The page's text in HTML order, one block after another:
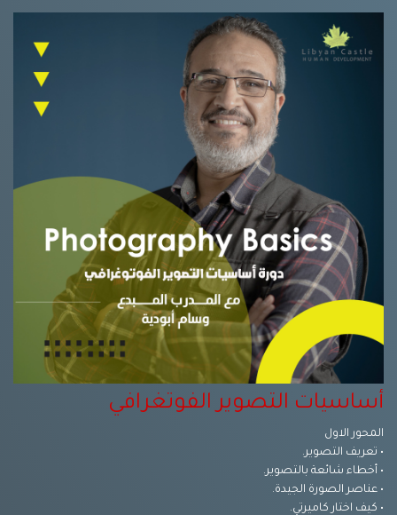
أساسيات التصوير الفوتغرافي
المحور الاول
• تعريف التصوير.
• أخطاء شائعة بالتصوير.
• عناصر الصورة الجيدة.
• كيف اختار كاميرتي.